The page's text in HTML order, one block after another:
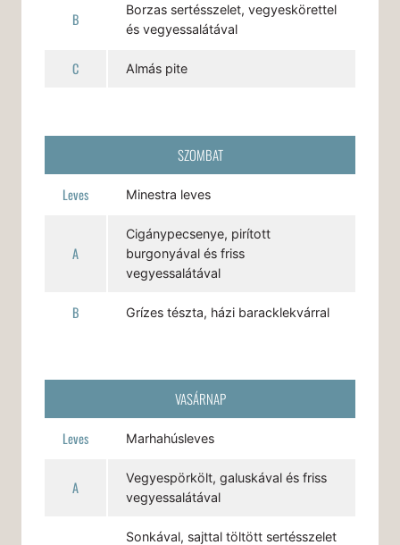
B
Borzas sertésszelet, vegyeskörettel
és vegyessalátával
C Almás pite
SZOMBAT
Leves Minestra leves
A
Cigánypecsenye, pirított
burgonyával és friss
vegyessalátával
B Grízes tészta, házi baracklekvárral
VASÁRNAP
Leves Marhahúsleves
A
Vegyespörkölt, galuskával és friss
vegyessalátával
Sonkával, sajttal töltött sertésszelet